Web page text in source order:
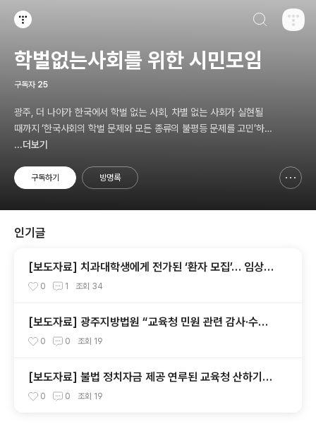
학벌없는사회를 위한 시민모임
구독자 25
광주, 더 나아가 한국에서 학벌 없는 사회, 차별 없는 사회가 실현될
때까지 ‘한국사회의 학벌 문제와 모든 종류의 불평등 문제를 고민’하
고, 나아가 ‘그것의 해결을 위한 시민참여 운동’을 펼치고 있는 비영리
...더보기
구독하기 방명록
인기글
[보도자료] 치과대학생에게 전가된 ‘환자 모집’… 임상실
습 제도 개선 촉구
0 1 조회 34
[보도자료] 광주지방법원 “교육청 민원 관련 감사·수사
의뢰 요청서, 정보공개 대상”
0 0 조회 19
[보도자료] 불법 정치자금 제공 연루된 교육청 산하기관
장 교체를 촉구한다.
0 0 조회 19